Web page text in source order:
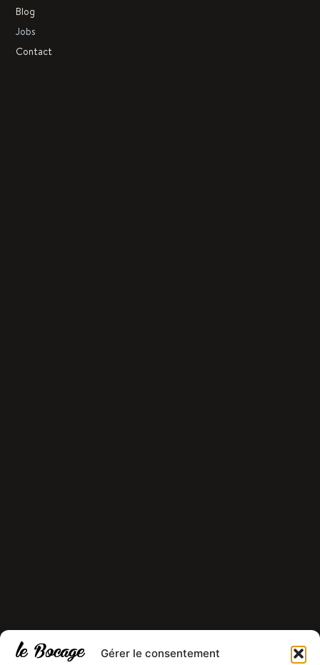
Gérer le consentement
Blog
Jobs
Contact